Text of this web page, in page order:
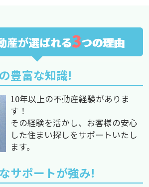
産が選ばれる3つの理由
豊富な知識!
10年以上の不動産経験がありま
す！
その経験を活かし、お客様の安心
した住まい探しをサポートいたし
ます。
サポートが強み!